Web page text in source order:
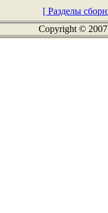
[ Разделы
Copyright ©